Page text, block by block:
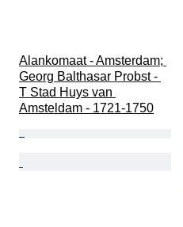
Alankomaat - Amsterdam;
Georg Balthasar Probst -
T Stad Huys van
Amsteldam - 1721-1750